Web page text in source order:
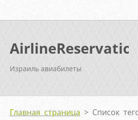
Израиль авиабилеты
Главная страница > Список